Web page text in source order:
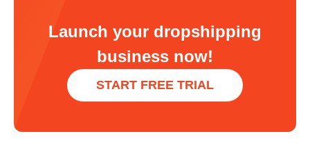
Launch your dropshipping
business now!
START FREE TRIAL